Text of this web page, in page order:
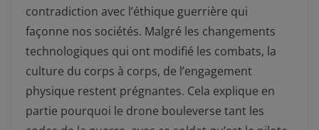
contradiction avec l’éthique guerrière qui
façonne nos sociétés. Malgré les changements
technologiques qui ont modifié les combats, la
culture du corps à corps, de l’engagement
physique restent prégnantes. Cela explique en
partie pourquoi le drone bouleverse tant les